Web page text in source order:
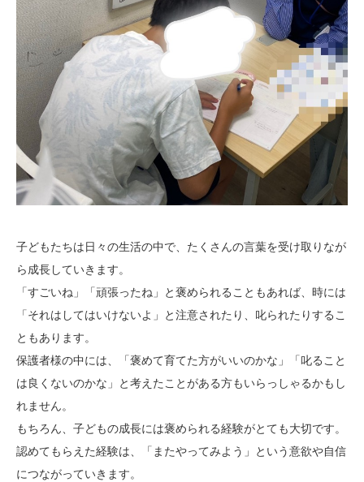
子どもたちは日々の生活の中で、たくさんの言葉を受け取りなが
ら成長していきます。
「すごいね」「頑張ったね」と褒められることもあれば、時には
「それはしてはいけないよ」と注意されたり、叱られたりするこ
ともあります。
保護者様の中には、「褒めて育てた方がいいのかな」「叱ること
は良くないのかな」と考えたことがある方もいらっしゃるかもし
れません。
もちろん、子どもの成長には褒められる経験がとても大切です。
認めてもらえた経験は、「またやってみよう」という意欲や自信
につながっていきます。